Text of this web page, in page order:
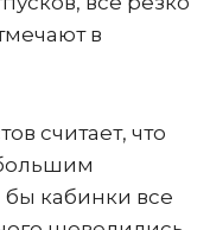
в
считает, что
бы кабинки все